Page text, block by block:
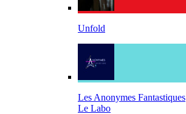
Unfold
Les Anonymes Fantastiques
Le Labo